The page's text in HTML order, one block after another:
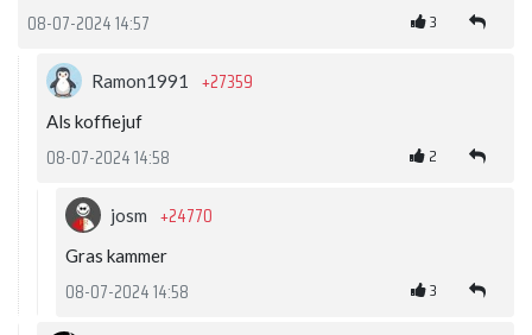
08-07-2024 14:57 3
Ramon1991 +27359
Als koffiejuf
08-07-2024 14:58 2
josm +24770
Gras kammer
08-07-2024 14:58 3